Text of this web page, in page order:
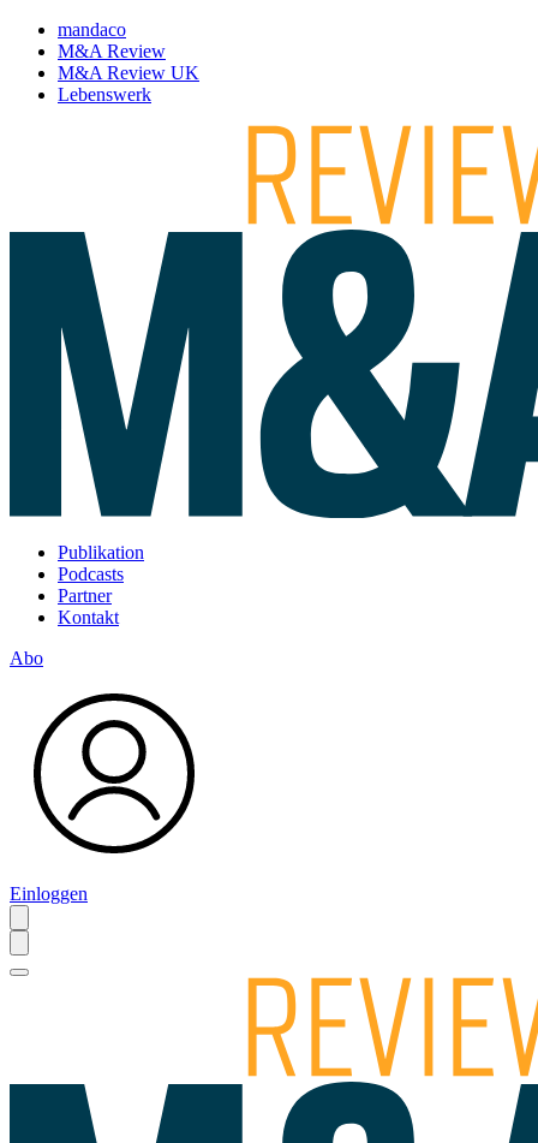
mandaco
M&A Review
M&A Review UK
Lebenswerk
Publikation
Podcasts
Partner
Kontakt
Abo
Einloggen